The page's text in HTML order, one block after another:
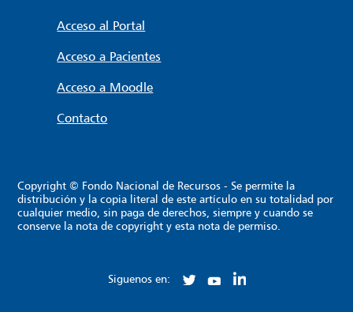
Acceso al Portal
Acceso a Pacientes
Acceso a Moodle
Contacto
Copyright © Fondo Nacional de Recursos - Se permite la
distribución y la copia literal de este artículo en su totalidad por
cualquier medio, sin paga de derechos, siempre y cuando se
conserve la nota de copyright y esta nota de permiso.
Siguenos en: